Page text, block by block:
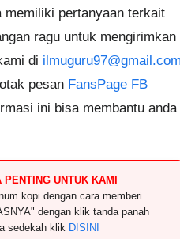
memiliki pertanyaan terkait
ragu untuk mengirimkan
di
pesan FansPage FB
ini bisa membantu anda
UNTUK KAMI
kopi dengan cara memberi
dengan klik tanda panah
sedekah klik DISINI